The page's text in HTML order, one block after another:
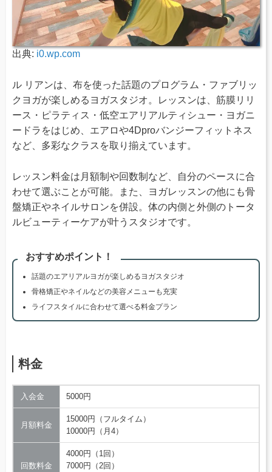
出典: i0.wp.com
ル リアンは、布を使った話題のプログラム・ファブリッ
クヨガが楽しめるヨガスタジオ。レッスンは、筋膜リリ
ース・ピラティス・低空エアリアルティシュー・ヨガニ
ードラをはじめ、エアロや4Dproバンジーフィットネス
など、多彩なクラスを取り揃えています。
レッスン料金は月額制や回数制など、自分のペースに合
わせて選ぶことが可能。また、ヨガレッスンの他にも骨
盤矯正やネイルサロンを併設。体の内側と外側のトータ
ルビューティーケアが叶うスタジオです。
おすすめポイント！
話題のエアリアルヨガが楽しめるヨガスタジオ
骨格矯正やネイルなどの美容メニューも充実
ライフスタイルに合わせて選べる料金プラン
料金
入会金 5000円
月額料金
15000円（フルタイム）
10000円（月4）
回数料金
4000円（1回）
7000円（2回）